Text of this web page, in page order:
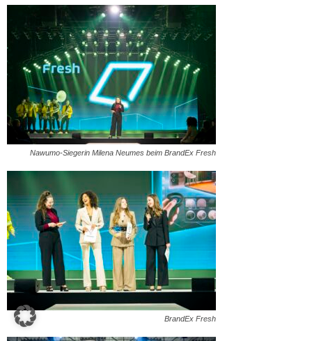
Nawumo-Siegerin Milena Neumes beim BrandEx Fresh
BrandEx Fresh